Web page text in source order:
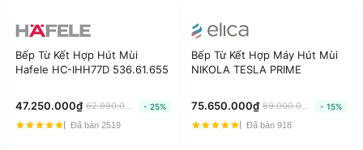
Bếp Từ Kết Hợp Hút Mùi
Hafele HC-IHH77D 536.61.655
47.250.000₫
- 25%
Đã bán 2519
Bếp Từ Kết Hợp Máy Hút Mùi
NIKOLA TESLA PRIME
75.650.000₫
- 15%
Đã bán 918